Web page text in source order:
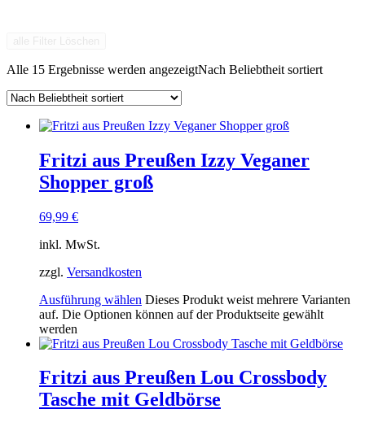
Alle 15 Ergebnisse werden angezeigtNach Beliebtheit sortiert
Fritzi aus Preußen Izzy Veganer
Shopper groß
69,99 €
inkl. MwSt.
zzgl. Versandkosten
Ausführung wählen Dieses Produkt weist mehrere Varianten
auf. Die Optionen können auf der Produktseite gewählt
werden
Fritzi aus Preußen Lou Crossbody
Tasche mit Geldbörse